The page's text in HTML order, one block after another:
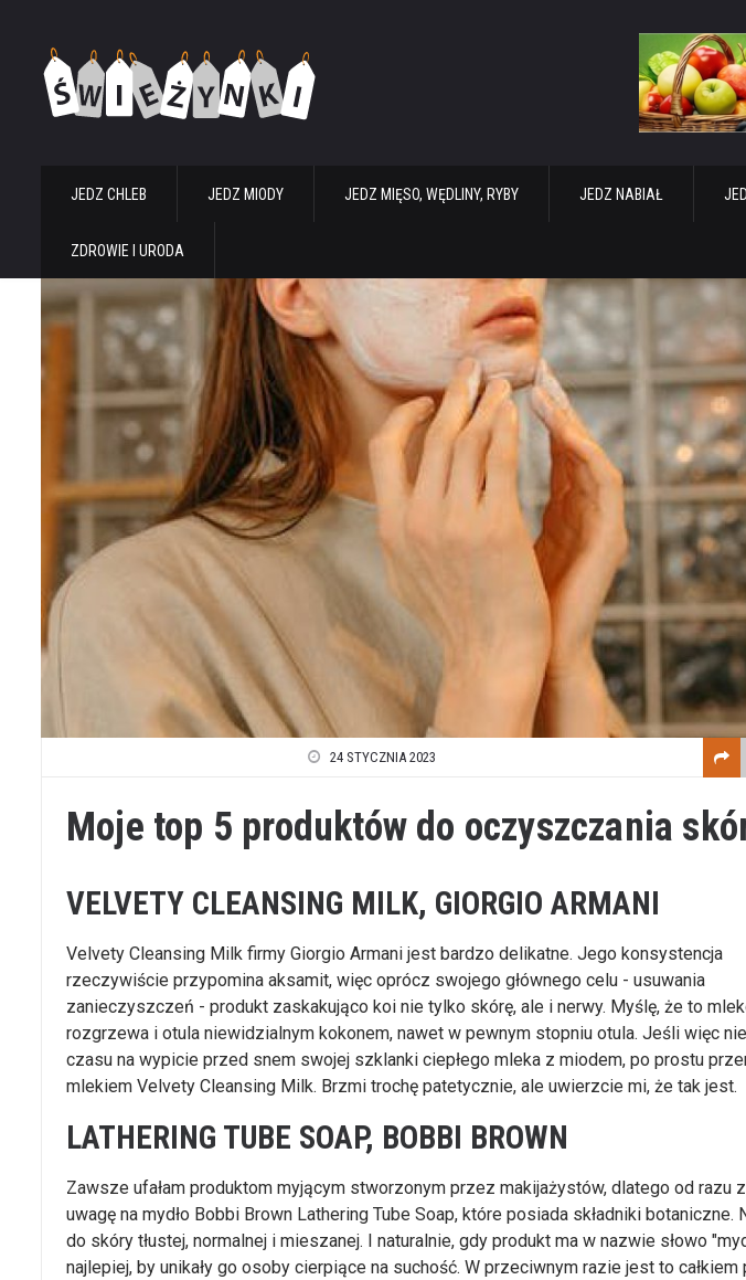
JEDZ CHLEB JEDZ MIODY JEDZ MIĘSO, WĘDLINY, RYBY JEDZ NABIAŁ
ZDROWIE I URODA
24 STYCZNIA 2023
Moje top 5 produktów do oczyszczania
VELVETY CLEANSING MILK, GIORGIO ARMANI
Velvety Cleansing Milk firmy Giorgio Armani jest bardzo delikatne. Jego konsystencja
rzeczywiście przypomina aksamit, więc oprócz swojego głównego celu - usuwania
zanieczyszczeń - produkt zaskakująco koi nie tylko skórę, ale i nerwy. Myślę, że to
rozgrzewa i otula niewidzialnym kokonem, nawet w pewnym stopniu otula. Jeśli więc
czasu na wypicie przed snem swojej szklanki ciepłego mleka z miodem, po prostu
mlekiem Velvety Cleansing Milk. Brzmi trochę patetycznie, ale uwierzcie mi, że tak jest.
LATHERING TUBE SOAP, BOBBI BROWN
Zawsze ufałam produktom myjącym stworzonym przez makijażystów, dlatego od razu
uwagę na mydło Bobbi Brown Lathering Tube Soap, które posiada składniki botaniczne.
do skóry tłustej, normalnej i mieszanej. I naturalnie, gdy produkt ma w nazwie słowo
najlepiej, by unikały go osoby cierpiące na suchość. W przeciwnym razie jest to całkiem